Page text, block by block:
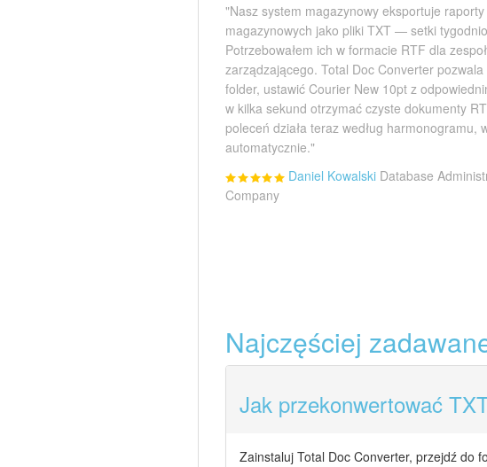
"Nasz system magazynowy eksportuje
magazynowych jako pliki TXT — setki
Potrzebowałem ich w formacie RTF dla
zarządzającego. Total Doc Converter pozwala
folder, ustawić Courier New 10pt z
w kilka sekund otrzymać czyste dokumenty
poleceń działa teraz według harmonogramu,
automatycznie."
Daniel Kowalski Database
Company
Najczęściej
Jak przekonwertować
Zainstaluj Total Doc Converter, przejdź do